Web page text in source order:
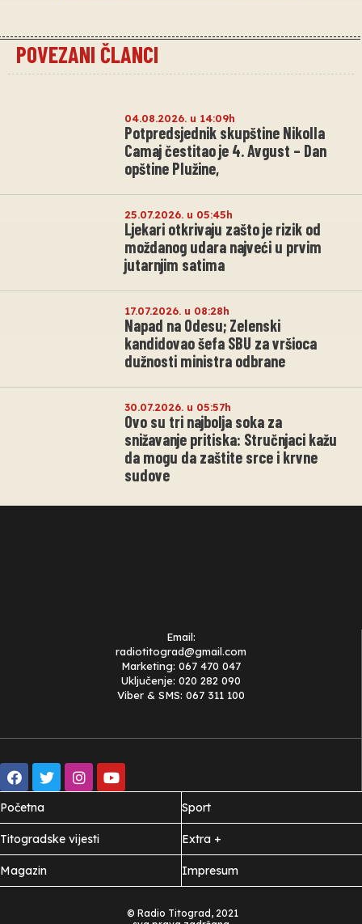
POVEZANI ČLANCI
04.08.2026. u 14:09h
Potpredsjednik skupštine Nikolla
Camaj čestitao je 4. Avgust – Dan
opštine Plužine,
25.07.2026. u 05:45h
Ljekari otkrivaju zašto je rizik od
moždanog udara najveći u prvim
jutarnjim satima
17.07.2026. u 08:28h
Napad na Odesu; Zelenski
kandidovao šefa SBU za vršioca
dužnosti ministra odbrane
30.07.2026. u 05:57h
Ovo su tri najbolja soka za
snižavanje pritiska: Stručnjaci kažu
da mogu da zaštite srce i krvne
sudove
Email:
radiotitograd@gmail.com
Marketing: 067 470 047
Uključenje: 020 282 090
Viber & SMS: 067 311 100
Početna
Titogradske vijesti
Magazin
Sport
Extra +
Impresum
© Radio Titograd, 2021